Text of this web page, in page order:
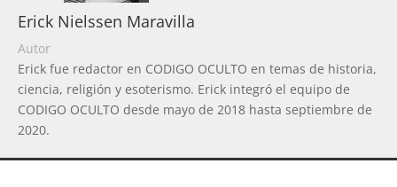
Erick Nielssen Maravilla
Autor
Erick fue redactor en CODIGO OCULTO en temas de historia,
ciencia, religión y esoterismo. Erick integró el equipo de
CODIGO OCULTO desde mayo de 2018 hasta septiembre de
2020.